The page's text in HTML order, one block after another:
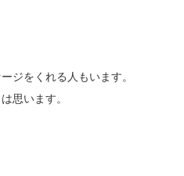
ジをくれる人もいます。
思います。